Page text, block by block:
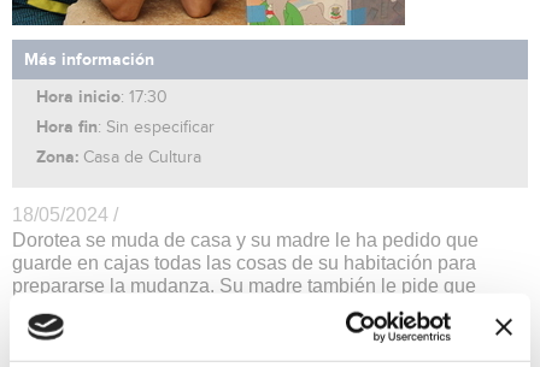
Más información
Hora inicio: 17:30
Hora fin: Sin especificar
Zona: Casa de Cultura
18/05/2024 /
Dorotea se muda de casa y su madre le ha pedido que
guarde en cajas todas las cosas de su habitación para
prepararse la mudanza. Su madre también le pide que
separe esos libros que nunca ha leído para deshacerse de
ellos. Pero lo que Dorotea no sabe es que esos libros no se